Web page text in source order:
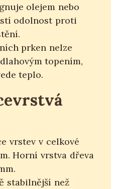
olejem nebo
odolnost proti
prken nelze
topením,
teplo.
vrstev v celkové
Horní vrstva dřeva
stabilnější než